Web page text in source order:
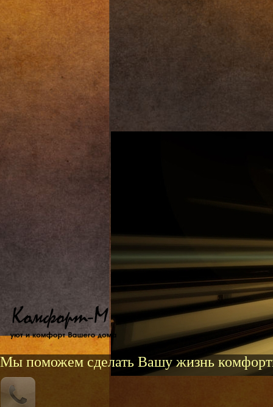
Мы поможем сделать Вашу жизнь